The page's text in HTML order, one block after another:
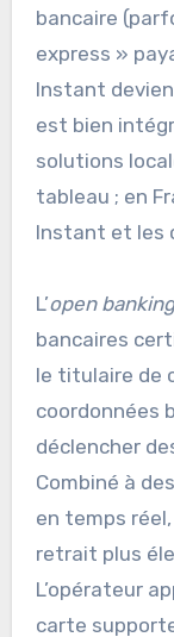
bancaire
express »
Instant
est bien
solutions
tableau ; en
Instant et les
L’open banking
bancaires
le titulaire de
coordonnées
déclencher
Combiné à
en temps
retrait plus
L’opérateur
carte